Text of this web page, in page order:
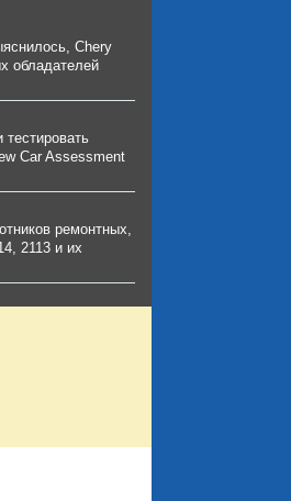
Chery
обладателей
Car Assessment
ремонтных,
2113 и их